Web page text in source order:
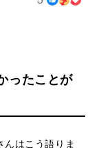
ったことが
んはこう語りま